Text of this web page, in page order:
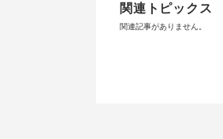
関連トピックス
関連記事がありません。